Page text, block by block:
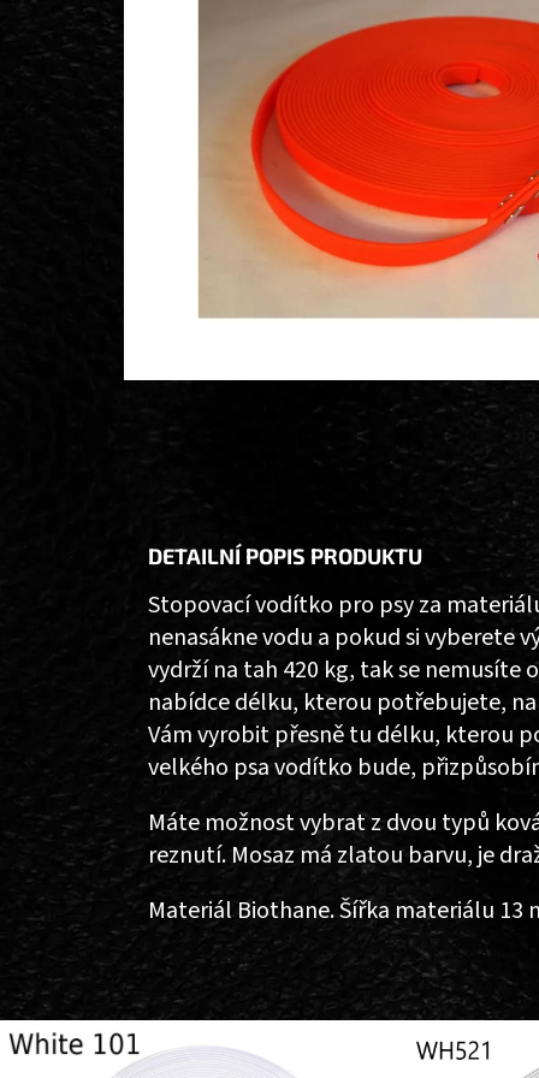
DETAILNÍ POPIS PRODUKTU
Stopovací vodítko pro psy za
nenasákne vodu a pokud si vyberete
vydrží na tah 420 kg, tak se nemusíte
nabídce délku, kterou potřebujete,
Vám vyrobit přesně tu délku, kterou
velkého psa vodítko bude,
Máte možnost vybrat z dvou typů
reznutí. Mosaz má zlatou barvu, je
Materiál Biothane. Šířka materiálu 13